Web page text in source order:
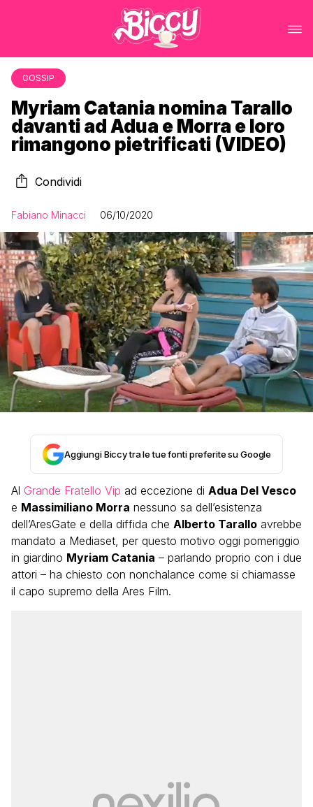
GOSSIP
Myriam Catania nomina Tarallo
davanti ad Adua e Morra e loro
rimangono pietrificati (VIDEO)
Condividi
Fabiano Minacci 06/10/2020
Aggiungi Biccy tra le tue fonti preferite su Google
Al Grande Fratello Vip ad eccezione di Adua Del Vesco
e Massimiliano Morra nessuno sa dell’esistenza
dell’AresGate e della diffida che Alberto Tarallo avrebbe
mandato a Mediaset, per questo motivo oggi pomeriggio
in giardino Myriam Catania – parlando proprio con i due
attori – ha chiesto con nonchalance come si chiamasse
il capo supremo della Ares Film.